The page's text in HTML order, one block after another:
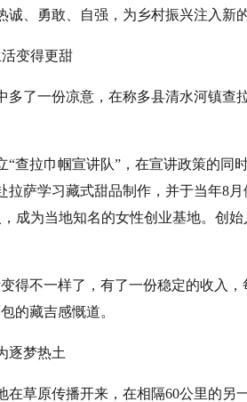
、勇敢、自强，为乡村振兴注入新的
变得更甜
一份凉意，在称多县清水河镇查
拉巾帼宣讲队”，在宣讲政策的同
拉萨学习藏式甜品制作，并于当年8
成为当地知名的女性创业基地。创
不一样了，有了一份稳定的收入，
的藏吉感慨道。
梦热土
原传播开来，在相隔60公里的另